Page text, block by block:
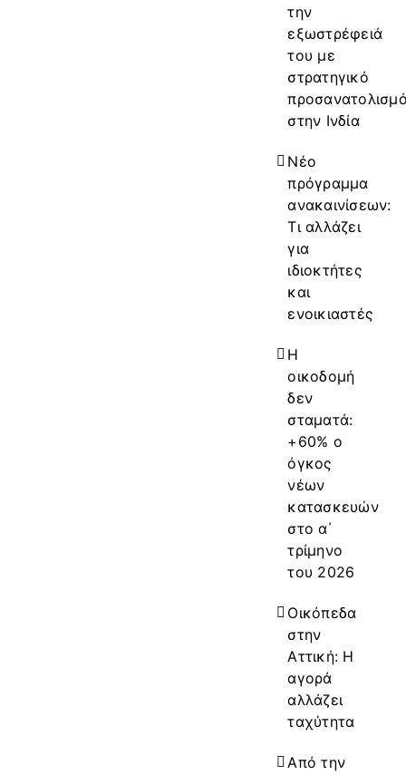
την
εξωστρέφειά
του με
στρατηγικό
στην Ινδία
Νέο
πρόγραμμα
ανακαινίσεων:
Τι αλλάζει
για
ιδιοκτήτες
και
ενοικιαστές
Η
οικοδομή
δεν
σταματά:
+60% ο
όγκος
νέων
κατασκευών
στο α΄
τρίμηνο
του 2026
Οικόπεδα
στην
Αττική: Η
αγορά
αλλάζει
ταχύτητα
Από την